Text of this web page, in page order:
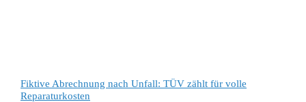
Fiktive Abrechnung nach Unfall: TÜV zählt für volle
Reparaturkosten